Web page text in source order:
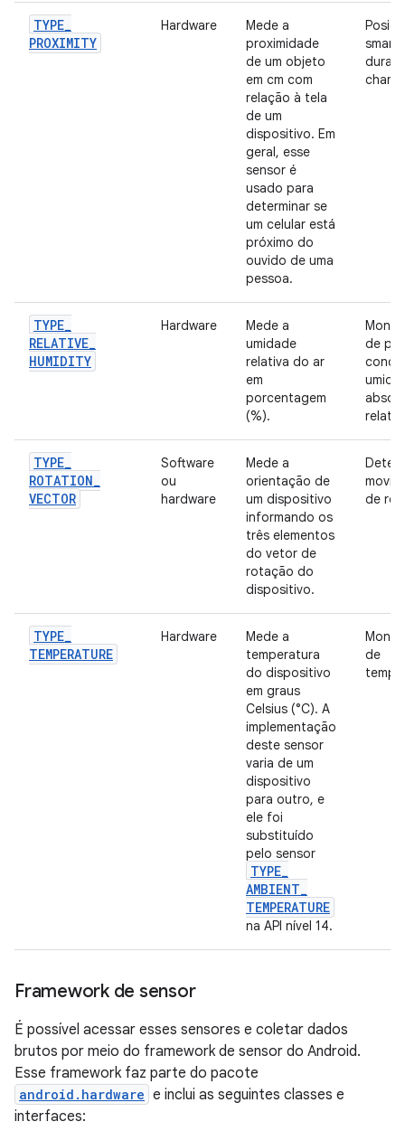
TYPE_
PROXIMITY
Hardware
Mede a
proximidade
de um objeto
em cm com
relação à tela
de um
dispositivo. Em
geral, esse
sensor é
usado para
determinar se
um celular está
próximo do
ouvido de uma
pessoa.
TYPE_
RELATIVE_
HUMIDITY
Hardware
Mede a
umidade
relativa do ar
em
porcentagem
(%).
de
TYPE_
ROTATION_
VECTOR
Software
ou
hardware
Mede a
orientação de
um dispositivo
informando os
três elementos
do vetor de
rotação do
dispositivo.
de
TYPE_
TEMPERATURE
Hardware
Mede a
temperatura
do dispositivo
em graus
Celsius (°C). A
implementação
deste sensor
varia de um
dispositivo
para outro, e
ele foi
substituído
pelo sensor
TYPE_
AMBIENT_
TEMPERATURE
na API nível 14.
de
Framework de sensor
É possível acessar esses sensores e coletar dados
brutos por meio do framework de sensor do Android.
Esse framework faz parte do pacote
android.hardware e inclui as seguintes classes e
interfaces: